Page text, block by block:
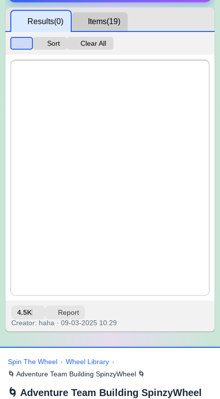
Results(0) Items(19)
Sort Clear All
4.5K Report
Creator: haha · 09-03-2025 10:29
Spin The Wheel › Wheel Library ›
🌀 Adventure Team Building SpinzyWheel 🌀
🌀 Adventure Team Building SpinzyWheel